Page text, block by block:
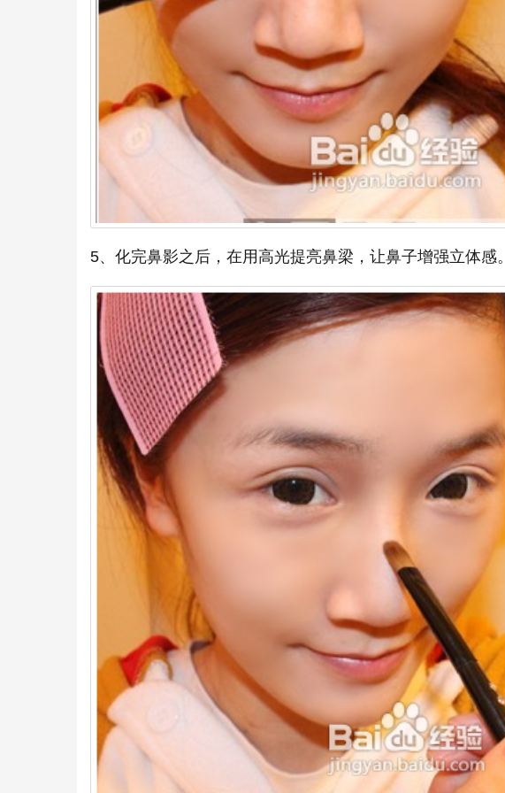
5、化完鼻影之后，在用高光提亮鼻梁，让鼻子增强立体感。